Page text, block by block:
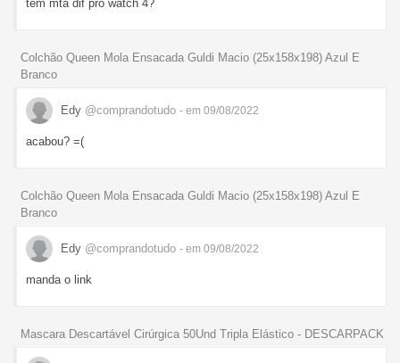
tem mta dif pro watch 4?
Colchão Queen Mola Ensacada Guldi Macio (25x158x198) Azul E
Branco
Edy @comprandotudo - em 09/08/2022
acabou? =(
Colchão Queen Mola Ensacada Guldi Macio (25x158x198) Azul E
Branco
Edy @comprandotudo - em 09/08/2022
manda o link
Mascara Descartável Cirúrgica 50Und Tripla Elástico - DESCARPACK